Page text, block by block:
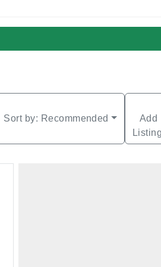
Sort by: Recommended
Add